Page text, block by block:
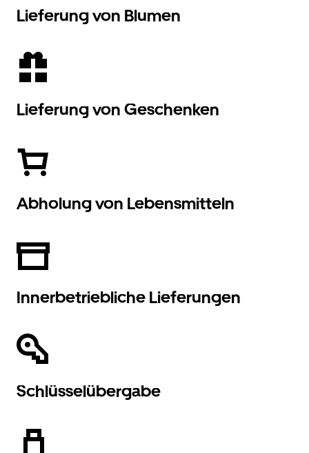
Lieferung von Blumen
Lieferung von Geschenken
Abholung von Lebensmitteln
Innerbetriebliche Lieferungen
Schlüsselübergabe